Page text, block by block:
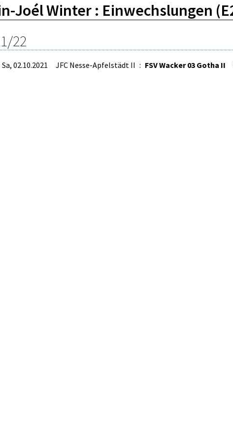
Joél Winter : Einwechslungen
22
Sa, 02.10.2021 JFC Nesse-Apfelstädt II : FSV Wacker 03 Gotha II